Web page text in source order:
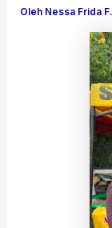
Oleh Nessa Frida